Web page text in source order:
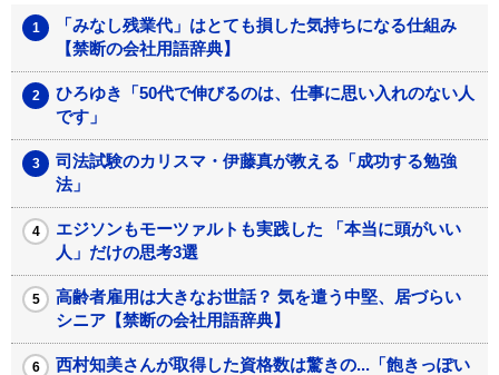
「みなし残業代」はとても損した気持ちになる仕組み
【禁断の会社用語辞典】
ひろゆき「50代で伸びるのは、仕事に思い入れのない人
です」
司法試験のカリスマ・伊藤真が教える「成功する勉強
法」
エジソンもモーツァルトも実践した 「本当に頭がいい
人」だけの思考3選
高齢者雇用は大きなお世話？ 気を遣う中堅、居づらい
シニア【禁断の会社用語辞典】
西村知美さんが取得した資格数は驚きの...「飽きっぽい